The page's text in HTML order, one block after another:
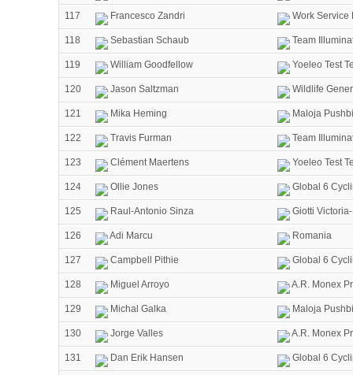
117 Francesco Zandri Work Service
118 Sebastian Schaub Team
119 William Goodfellow Yoeleo Test
120 Jason Saltzman Wildlife
121 Mika Heming Maloja
122 Travis Furman Team
123 Clément Maertens Yoeleo Test
124 Ollie Jones Global 6
125 Raul-Antonio Sinza Giotti
126 Adi Marcu Romania
127 Campbell Pithie Global 6
128 Miguel Arroyo A.R. Monex
129 Michal Galka Maloja
130 Jorge Valles A.R. Monex
131 Dan Erik Hansen Global 6